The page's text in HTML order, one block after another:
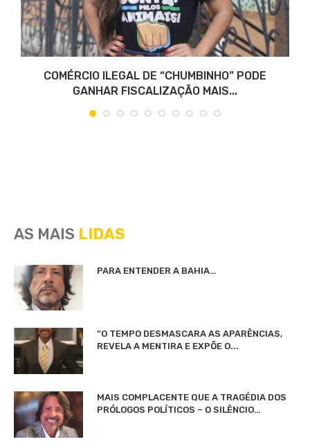
COMÉRCIO ILEGAL DE “CHUMBINHO” PODE
GANHAR FISCALIZAÇÃO MAIS...
AS MAIS LIDAS
PARA ENTENDER A BAHIA…
“O TEMPO DESMASCARA AS APARÊNCIAS,
REVELA A MENTIRA E EXPÕE O...
MAIS COMPLACENTE QUE A TRAGÉDIA DOS
PRÓLOGOS POLÍTICOS – O SILÊNCIO…